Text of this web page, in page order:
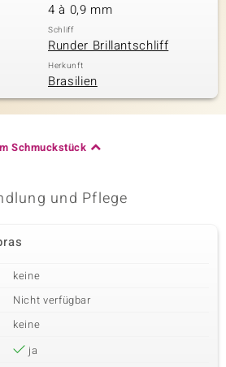
4 à 0,9 mm
Schliff
Runder Brillantschliff
Herkunft
Brasilien
Schmuckstück
und Pflege
keine
Nicht verfügbar
keine
ja